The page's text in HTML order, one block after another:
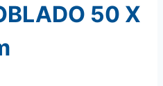
50 X